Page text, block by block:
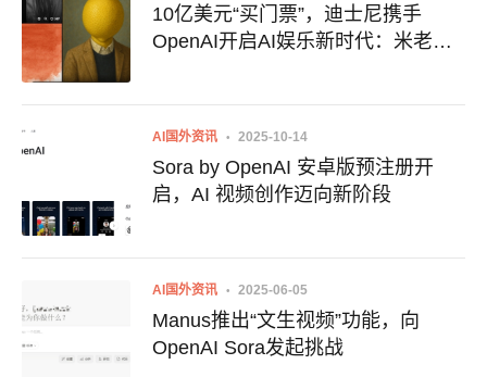
10亿美元“买门票”，迪士尼携手
OpenAI开启AI娱乐新时代：米老
AI国外资讯 2025-10-14
Sora by OpenAI 安卓版预注册开
启，AI 视频创作迈向新阶段
AI国外资讯 2025-06-05
Manus推出“文生视频”功能，向
OpenAI Sora发起挑战